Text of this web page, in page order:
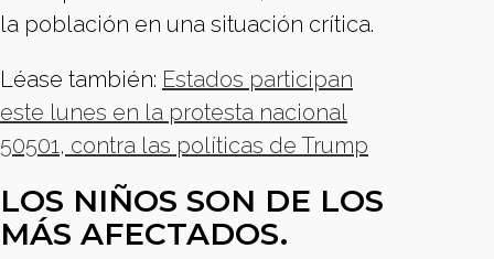
la población en una situación crítica.
Léase también: Estados participan
este lunes en la protesta nacional
50501, contra las políticas de Trump
LOS NIÑOS SON DE LOS
MÁS AFECTADOS.